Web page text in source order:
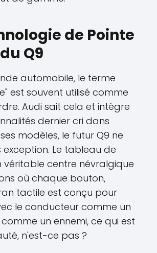
de Pointe
Q9
automobile, le terme
est souvent utilisé comme
Audi sait cela et intègre
dernier cri dans
modèles, le futur Q9 ne
Le tableau de
véritable centre névralgique
où chaque bouton,
tactile est conçu pour
le conducteur comme un
un ennemi, ce qui est
n'est-ce pas ?